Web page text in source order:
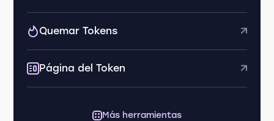
Quemar Tokens
Página del Token
Más herramientas